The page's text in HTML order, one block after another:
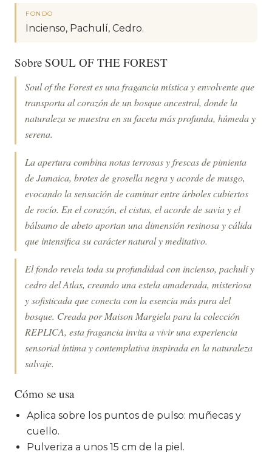
FONDO
Incienso, Pachulí, Cedro.
Sobre SOUL OF THE FOREST
Soul of the Forest es una fragancia mística y envolvente que
transporta al corazón de un bosque ancestral, donde la
naturaleza se muestra en su faceta más profunda, húmeda y
serena.
La apertura combina notas terrosas y frescas de pimienta
de Jamaica, brotes de grosella negra y acorde de musgo,
evocando la sensación de caminar entre árboles cubiertos
de rocío. En el corazón, el cistus, el acorde de savia y el
bálsamo de abeto aportan una dimensión resinosa y cálida
que intensifica su carácter natural y meditativo.
El fondo revela toda su profundidad con incienso, pachulí y
cedro del Atlas, creando una estela amaderada, misteriosa
y sofisticada que conecta con la esencia más pura del
bosque. Creada por Maison Margiela para la colección
REPLICA, esta fragancia invita a vivir una experiencia
sensorial íntima y contemplativa inspirada en la naturaleza
salvaje.
Cómo se usa
Aplica sobre los puntos de pulso: muñecas y
cuello.
Pulveriza a unos 15 cm de la piel.